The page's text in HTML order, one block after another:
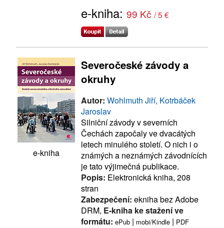
e-kniha: 99 Kč / 5 €
e-kniha
Severočeské závody a
okruhy
Autor: Wohlmuth Jiří, Kotrbáček
Jaroslav
Silniční závody v severních
Čechách započaly ve dvacátých
letech minulého století. O nich i o
známých a neznámých závodnících
je tato výjimečná publikace.
Popis: Elektronická kniha, 208
stran
Zabezpečení: ekniha bez Adobe
DRM, E-kniha ke stažení ve
formátu: ePub | mobi/Kindle | PDF